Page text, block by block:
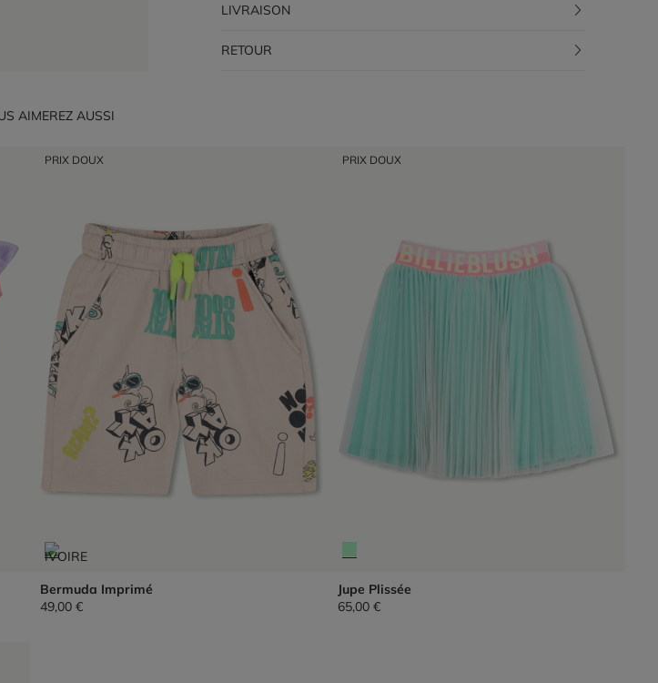
LIVRAISON
RETOUR
AIMEREZ AUSSI
PRIX DOUX
Bermuda Imprimé
49,00 €
PRIX DOUX
Jupe Plissée
65,00 €